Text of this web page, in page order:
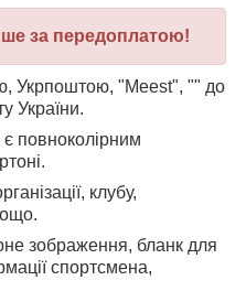
за передоплатою!
Укрпоштою, "Meest", "" до
України.
повноколірним
клубу,
зображення, бланк для
спортсмена,